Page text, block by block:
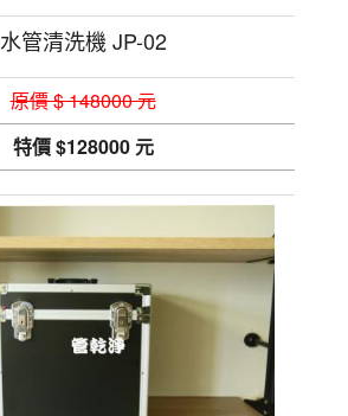
水管清洗機 JP-02
原價 $ 148000 元
特價 $128000 元